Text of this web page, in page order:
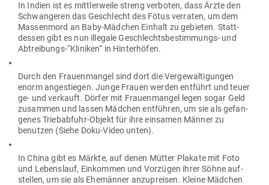
In Indien ist es mitt­ler­weile streng ver­boten, dass Ärzte den
Schwan­geren das Geschlecht des Fötus ver­raten, um dem
Mas­senmord an Baby-Mädchen Einhalt zu gebieten. Statt­
dessen gibt es nun illegale Geschlechts­be­stim­mungs- und
Abtreibungs-“Kliniken“ in Hinterhöfen.
Durch den Frau­en­mangel sind dort die Ver­ge­wal­ti­gungen
enorm ange­stiegen. Junge Frauen werden ent­führt und teuer
ge- und ver­kauft. Dörfer mit Frau­en­mangel legen sogar Geld
zusammen und lassen Mädchen ent­führen, um sie als gefan­
genes Trieb­abfuhr-Objekt für ihre ein­samen Männer zu
benutzen (Siehe Doku-Video unten).
In China gibt es Märkte, auf denen Mütter Plakate mit Foto
und Lebenslauf, Ein­kommen und Vor­zügen ihrer Söhne auf­
stellen, um sie als Ehe­männer anzu­preisen. Kleine Mädchen